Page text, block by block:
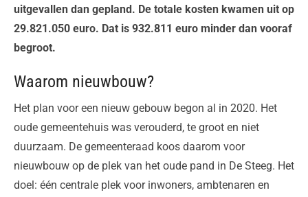
uitgevallen dan gepland. De totale kosten kwamen uit op
29.821.050 euro. Dat is 932.811 euro minder dan vooraf
begroot.
Waarom nieuwbouw?
Het plan voor een nieuw gebouw begon al in 2020. Het
oude gemeentehuis was verouderd, te groot en niet
duurzaam. De gemeenteraad koos daarom voor
nieuwbouw op de plek van het oude pand in De Steeg. Het
doel: één centrale plek voor inwoners, ambtenaren en